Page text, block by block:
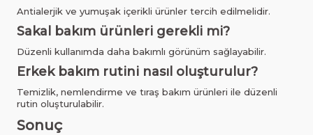
Antialerjik ve yumuşak içerikli ürünler tercih edilmelidir.
Sakal bakım ürünleri gerekli mi?
Düzenli kullanımda daha bakımlı görünüm sağlayabilir.
Erkek bakım rutini nasıl oluşturulur?
Temizlik, nemlendirme ve tıraş bakım ürünleri ile düzenli
rutin oluşturulabilir.
Sonuç